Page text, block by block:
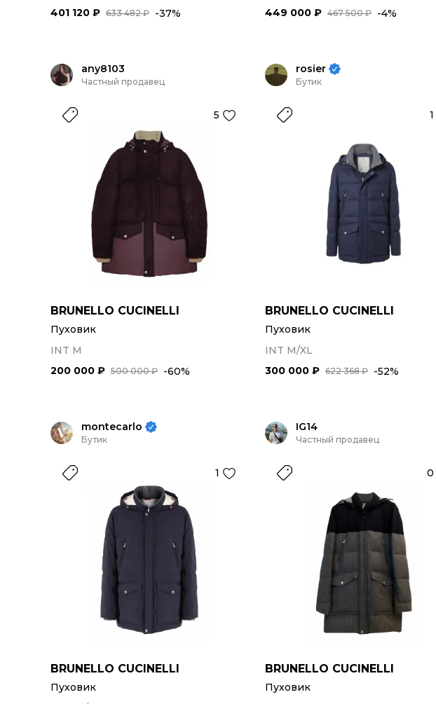
633 482 ₽
401 120 ₽ -37% 467 500 ₽
449 000 ₽ -4%
any8103
Частный продавец
5
BRUNELLO CUCINELLI
Пуховик
INT M
500 000 ₽
200 000 ₽ -60%
rosier
Бутик
1
BRUNELLO CUCINELLI
Пуховик
INT M/XL
622 368 ₽
300 000 ₽ -52%
montecarlo
Бутик
1
BRUNELLO CUCINELLI
Пуховик
IG14
Частный продавец
0
BRUNELLO CUCINELLI
Пуховик